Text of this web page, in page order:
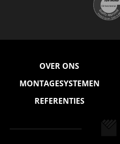
OVER ONS
MONTAGESYSTEMEN
REFERENTIES